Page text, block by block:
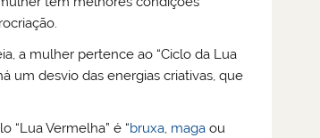
a mulher pertence ao “Ciclo da Lua
um desvio das energias criativas, que
“Lua Vermelha” é “bruxa, maga ou